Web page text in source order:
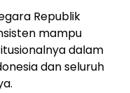
Republik
mampu
dalam
dan seluruh